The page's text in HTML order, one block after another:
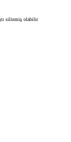
silinmiş olabilir